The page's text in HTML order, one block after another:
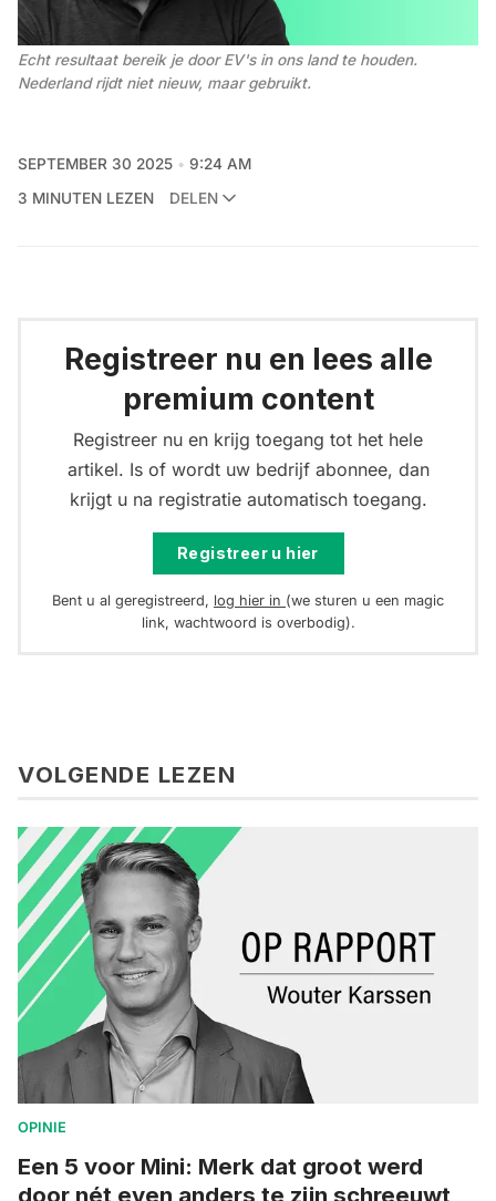
Echt resultaat bereik je door EV's in ons land te houden.
Nederland rijdt niet nieuw, maar gebruikt.
SEPTEMBER 30 2025
9:24 AM
3 MINUTEN LEZEN
DELEN
Registreer nu en lees alle
premium content
Registreer nu en krijg toegang tot het hele
artikel. Is of wordt uw bedrijf abonnee, dan
krijgt u na registratie automatisch toegang.
Registreer u hier
Bent u al geregistreerd, log hier in (we sturen u een magic
link, wachtwoord is overbodig).
VOLGENDE LEZEN
OPINIE
Een 5 voor Mini: Merk dat groot werd
door nét even anders te zijn schreeuwt